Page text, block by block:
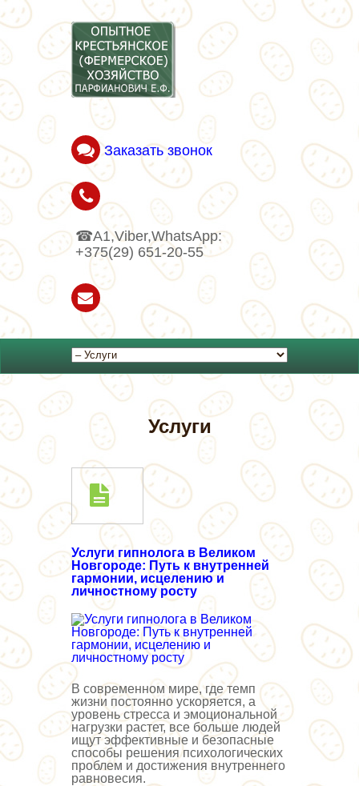
Заказать звонок
☎A1,Viber,WhatsApp:
+375(29) 651-20-55
Услуги
Услуги гипнолога в Великом
Новгороде: Путь к внутренней
гармонии, исцелению и
личностному росту
В современном мире, где темп
жизни постоянно ускоряется, а
уровень стресса и эмоциональной
нагрузки растет, все больше людей
ищут эффективные и безопасные
способы решения психологических
проблем и достижения внутреннего
равновесия.